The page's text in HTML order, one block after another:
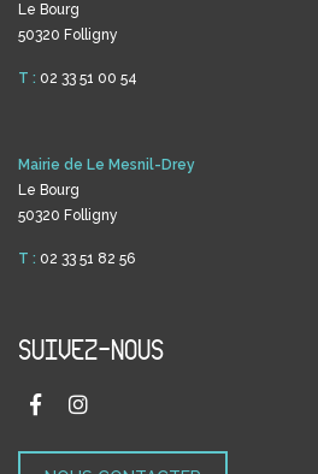
Le Bourg
50320 Folligny
T : 02 33 51 00 54
Mairie de Le Mesnil-Drey
Le Bourg
50320 Folligny
T : 02 33 51 82 56
SUIVEZ-NOUS